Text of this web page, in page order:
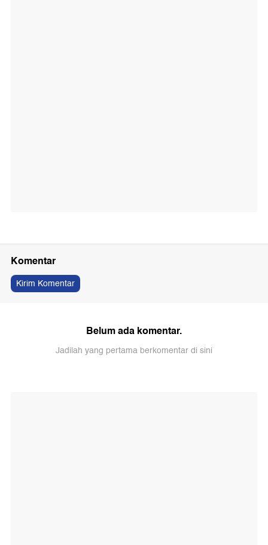
Komentar
Kirim Komentar
Belum ada komentar.
Jadilah yang pertama berkomentar di sini